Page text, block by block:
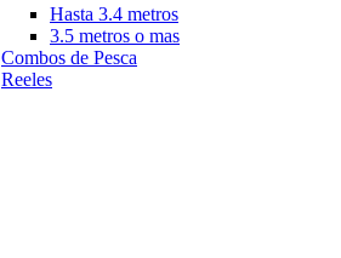
Hasta 3.4 metros
3.5 metros o mas
Combos de Pesca
Reeles